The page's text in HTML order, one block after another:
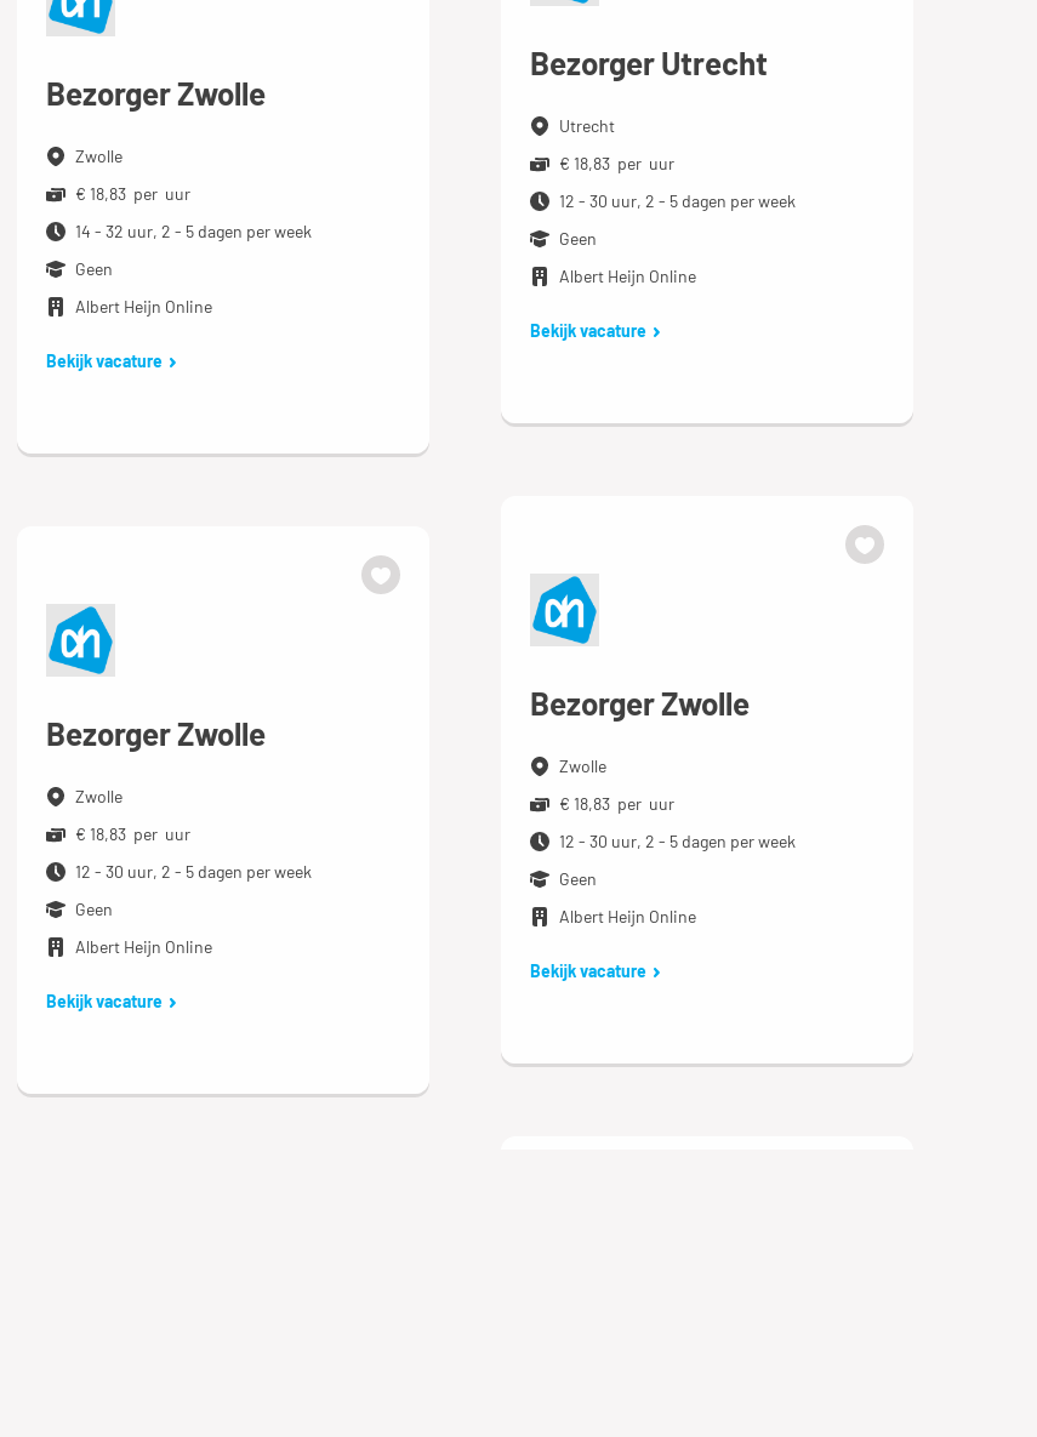
Bezorger Utrecht
Utrecht
€ 18,83 per uur
12 - 30 uur, 2 - 5 dagen per week
Geen
Albert Heijn Online
Bekijk vacature
Bezorger Zwolle
Zwolle
€ 18,83 per uur
14 - 32 uur, 2 - 5 dagen per week
Geen
Albert Heijn Online
Bekijk vacature
Bezorger Zwolle
Zwolle
€ 18,83 per uur
12 - 30 uur, 2 - 5 dagen per week
Geen
Albert Heijn Online
Bekijk vacature
Bezorger Zwolle
Zwolle
€ 18,83 per uur
12 - 30 uur, 2 - 5 dagen per week
Geen
Albert Heijn Online
Bekijk vacature